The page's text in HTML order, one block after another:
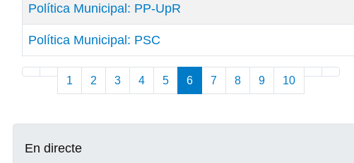
En directe
Articles
Política Municipal: PP-UpR
Política Municipal: PSC
1 2 3 4 5 6 7 8 9 10